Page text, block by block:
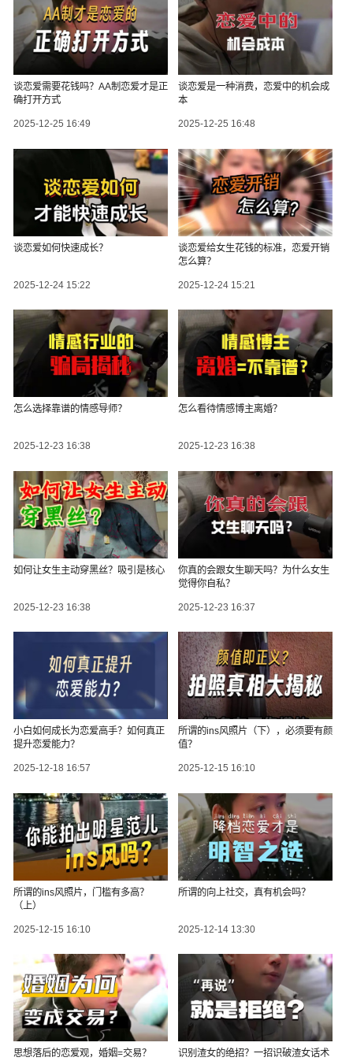
谈恋爱需要花钱吗？AA制恋爱才是正
确打开方式
2025-12-25 16:49
谈恋爱是一种消费，恋爱中的机会成
本
2025-12-25 16:48
谈恋爱如何快速成长？
2025-12-24 15:22
谈恋爱给女生花钱的标准，恋爱开销
怎么算？
2025-12-24 15:21
怎么选择靠谱的情感导师？
2025-12-23 16:38
怎么看待情感博主离婚？
2025-12-23 16:38
如何让女生主动穿黑丝？吸引是核心
2025-12-23 16:38
你真的会跟女生聊天吗？为什么女生
觉得你自私？
2025-12-23 16:37
小白如何成长为恋爱高手？如何真正
提升恋爱能力？
2025-12-18 16:57
所谓的ins风照片（下），必须要有颜
值？
2025-12-15 16:10
所谓的ins风照片，门槛有多高？
（上）
2025-12-15 16:10
所谓的向上社交，真有机会吗？
2025-12-14 13:30
思想落后的恋爱观，婚姻=交易？ 识别渣女的绝招？一招识破渣女话术